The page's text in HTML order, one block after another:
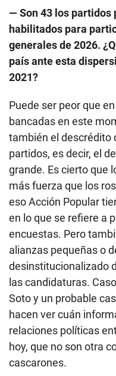
— Son 43 los partidos
habilitados para
generales de 2026.
país ante esta
2021?
Puede ser peor que
bancadas en este
también el descrédito
partidos, es decir, el
grande. Es cierto que
más fuerza que los
eso Acción Popular
en lo que se refiere a
encuestas. Pero
alianzas pequeñas o
desinstitucionalizado
las candidaturas.
Soto y un probable
hacen ver cuán
relaciones políticas
hoy, que no son otra
cascarones.